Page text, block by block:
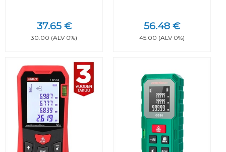
37.65 €
30.00 (ALV 0%)
56.48 €
45.00 (ALV 0%)